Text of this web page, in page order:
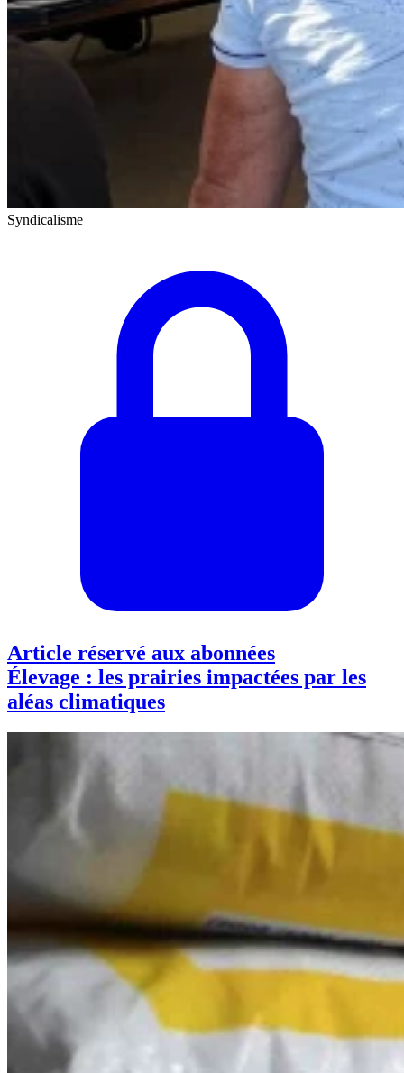
Syndicalisme
Article réservé aux abonnées
Élevage : les prairies impactées par les
aléas climatiques